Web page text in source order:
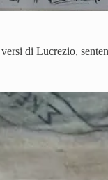
di Lucrezio,